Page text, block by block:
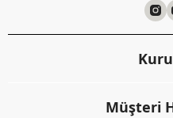
Müşteri